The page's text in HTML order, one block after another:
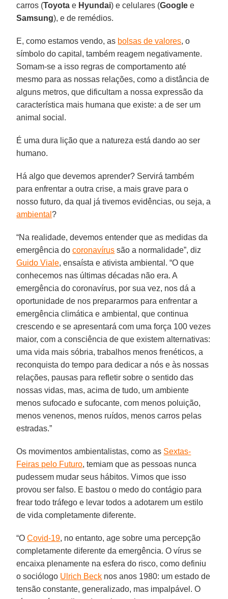
carros (Toyotae Hyundai) e celulares (Google e
Samsung), e de remédios.
E, como estamos vendo, as bolsas de valores, o
símbolo do capital, também reagem negativamente.
Somam-se a isso regras de comportamento até
mesmo para as nossas relações, como a distância de
alguns metros, que dificultam a nossa expressão da
característica mais humana que existe: a de ser um
animal social.
É uma dura lição que a natureza está dando ao ser
humano.
Há algo que devemos aprender? Servirá também
para enfrentar a outra crise, a mais grave para o
nosso futuro, da qual já tivemos evidências, ou seja, a
ambiental?
“Na realidade, devemos entender que as medidas da
emergência docoronavírus são a normalidade”, diz
Guido Viale, ensaísta e ativista ambiental. “O que
conhecemos nas últimas décadas não era. A
emergência do coronavírus, por sua vez, nos dá a
oportunidade de nos prepararmos para enfrentar a
emergência climática e ambiental, que continua
crescendo e se apresentará com uma força 100 vezes
maior, com a consciência de que existem alternativas:
uma vida mais sóbria, trabalhos menos frenéticos, a
reconquista do tempo para dedicar a nós e às nossas
relações, pausas para refletir sobre o sentido das
nossas vidas, mas, acima de tudo, um ambiente
menos sufocado e sufocante, com menos poluição,
menos venenos, menos ruídos, menos carros pelas
estradas.”
Os movimentos ambientalistas, como as Sextas-
Feiras pelo Futuro, temiam que as pessoas nunca
pudessem mudar seus hábitos. Vimos que isso
provou ser falso. E bastou o medo do contágio para
frear todo tráfego e levar todos a adotarem um estilo
de vida completamente diferente.
“OCovid-19, no entanto, age sobre uma percepção
completamente diferente da emergência. O vírus se
encaixa plenamente na esfera do risco, como definiu
o sociólogo Ulrich Beck nos anos 1980: um estado de
tensão constante, generalizado, mas impalpável. O